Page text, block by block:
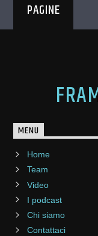
PAGINE
MENU
Home
Team
Video
I podcast
Chi siamo
Contattaci